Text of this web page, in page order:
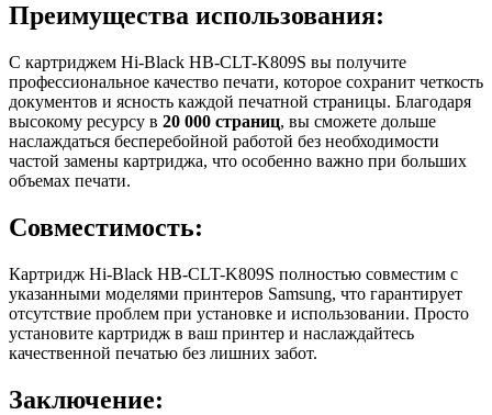
Преимущества использования:
С картриджем Hi-Black HB-CLT-K809S вы получите
профессиональное качество печати, которое сохранит четкость
документов и ясность каждой печатной страницы. Благодаря
высокому ресурсу в 20 000 страниц, вы сможете дольше
наслаждаться бесперебойной работой без необходимости
частой замены картриджа, что особенно важно при больших
объемах печати.
Совместимость:
Картридж Hi-Black HB-CLT-K809S полностью совместим с
указанными моделями принтеров Samsung, что гарантирует
отсутствие проблем при установке и использовании. Просто
установите картридж в ваш принтер и наслаждайтесь
качественной печатью без лишних забот.
Заключение: